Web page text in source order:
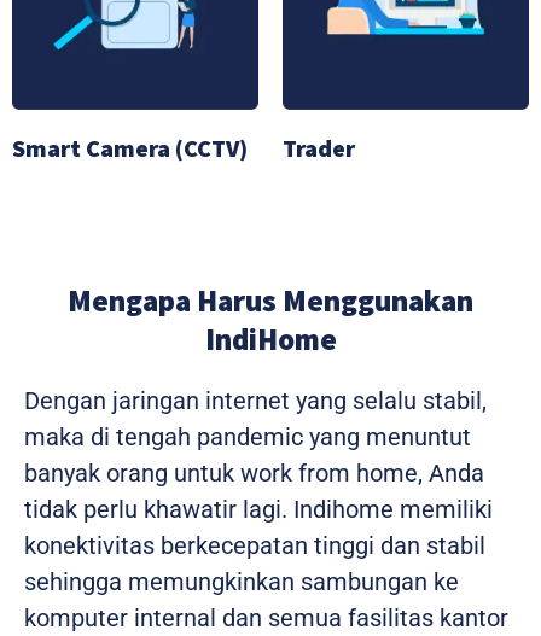
Smart Camera (CCTV) Trader
Mengapa Harus Menggunakan
IndiHome
Dengan jaringan internet yang selalu stabil,
maka di tengah pandemic yang menuntut
banyak orang untuk work from home, Anda
tidak perlu khawatir lagi. Indihome memiliki
konektivitas berkecepatan tinggi dan stabil
sehingga memungkinkan sambungan ke
komputer internal dan semua fasilitas kantor